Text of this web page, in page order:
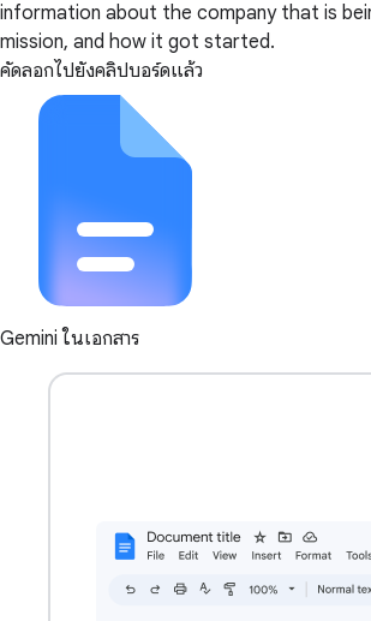
information about the company that is
mission, and how it got started.
คัดลอกไปยังคลิปบอร์ดแล้ว
Gemini ในเอกสาร